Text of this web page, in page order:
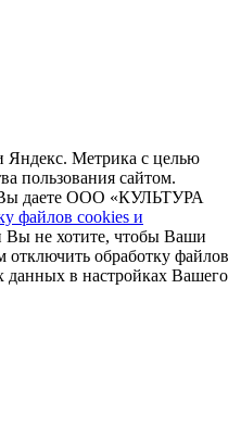
Яндекс. Метрика с целью
пользования сайтом.
Вы даете ООО «КУЛЬТУРА
файлов cookies и
Вы не хотите, чтобы Ваши
отключить обработку файлов
данных в настройках Вашего